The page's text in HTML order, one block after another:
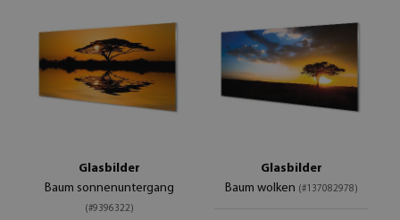
Glasbilder
Baum sonnenuntergang
(#9396322)
Glasbilder
Baum wolken (#137082978)